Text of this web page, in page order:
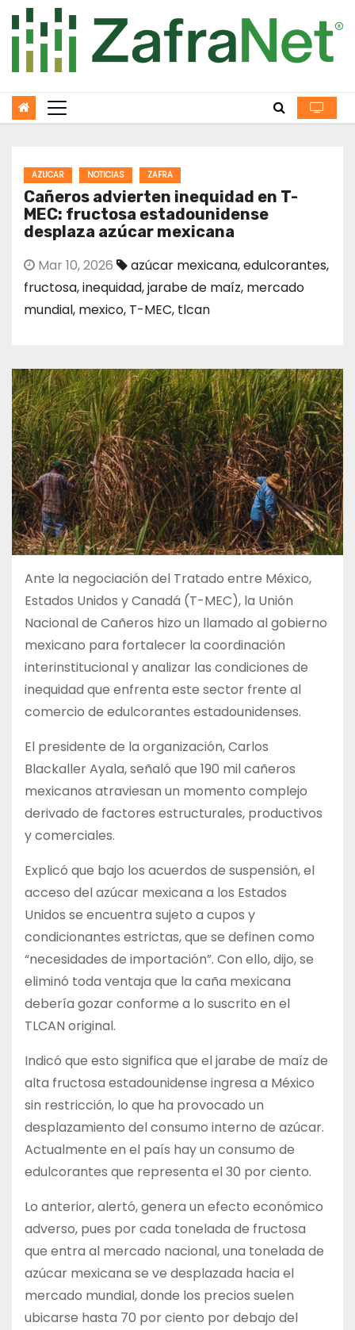
to
content
AZUCAR NOTICIAS ZAFRA
Cañeros advierten inequidad en T-
MEC: fructosa estadounidense
desplaza azúcar mexicana
Mar 10, 2026 azúcar mexicana,edulcorantes,
fructosa,inequidad,jarabe de maíz, mercado
mundial, mexico, T-MEC, tlcan
Ante la negociación del Tratado entre México,
Estados Unidos y Canadá (T-MEC), la Unión
Nacional de Cañeros hizo un llamado al gobierno
mexicano para fortalecer la coordinación
interinstitucional y analizar las condiciones de
inequidad que enfrenta este sector frente al
comercio de edulcorantes estadounidenses.
El presidente de la organización, Carlos
Blackaller Ayala, señaló que 190 mil cañeros
mexicanos atraviesan un momento complejo
derivado de factores estructurales, productivos
y comerciales.
Explicó que bajo los acuerdos de suspensión, el
acceso del azúcar mexicana a los Estados
Unidos se encuentra sujeto a cupos y
condicionantes estrictas, que se definen como
“necesidades de importación”. Con ello, dijo, se
eliminó toda ventaja que la caña mexicana
debería gozar conforme a lo suscrito en el
TLCAN original.
Indicó que esto significa que el jarabe de maíz de
alta fructosa estadounidense ingresa a México
sin restricción, lo que ha provocado un
desplazamiento del consumo interno de azúcar.
Actualmente en el país hay un consumo de
edulcorantes que representa el 30 por ciento.
Lo anterior, alertó, genera un efecto económico
adverso, pues por cada tonelada de fructosa
que entra al mercado nacional, una tonelada de
azúcar mexicana se ve desplazada hacia el
mercado mundial, donde los precios suelen
ubicarse hasta 70 por ciento por debajo del